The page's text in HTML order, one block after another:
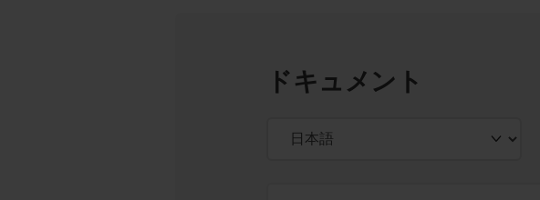
ドキュメント